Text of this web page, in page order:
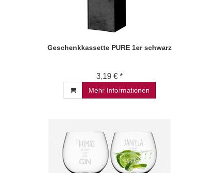
Geschenkkassette PURE 1er schwarz
3,19 € *
Mehr Informationen